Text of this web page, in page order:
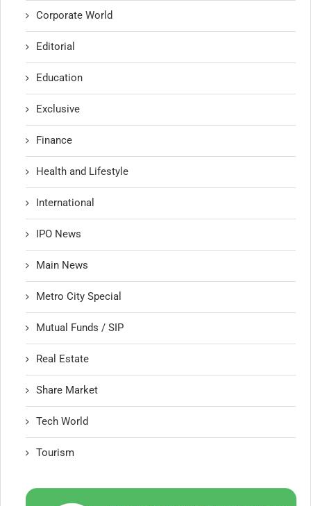
Corporate World
Editorial
Education
Exclusive
Finance
Health and Lifestyle
International
IPO News
Main News
Metro City Special
Mutual Funds / SIP
Real Estate
Share Market
Tech World
Tourism